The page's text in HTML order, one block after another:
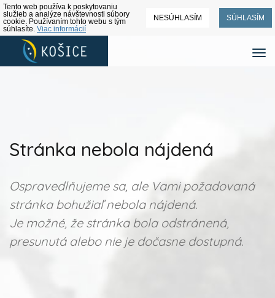
Tento web používa k poskytovaniu
služieb a analýze návštevnosti súbory
cookie. Používaním tohto webu s tým
súhlasíte. Viac informácií
NESÚHLASÍM SÚHLASÍM
Stránka nebola nájdená
Ospravedlňujeme sa, ale Vami požadovaná
stránka bohužiaľ nebola nájdená.
Je možné, že stránka bola odstránená,
presunutá alebo nie je dočasne dostupná.